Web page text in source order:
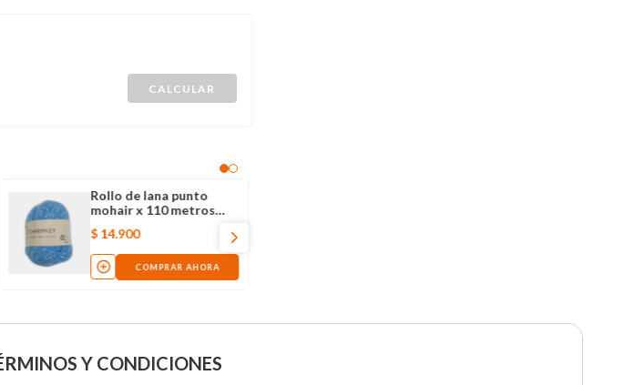
Rollo de lana punto
mohair x 110 metros
50g, azul
$ 14.900
COMPRAR AHORA
Y CONDICIONES